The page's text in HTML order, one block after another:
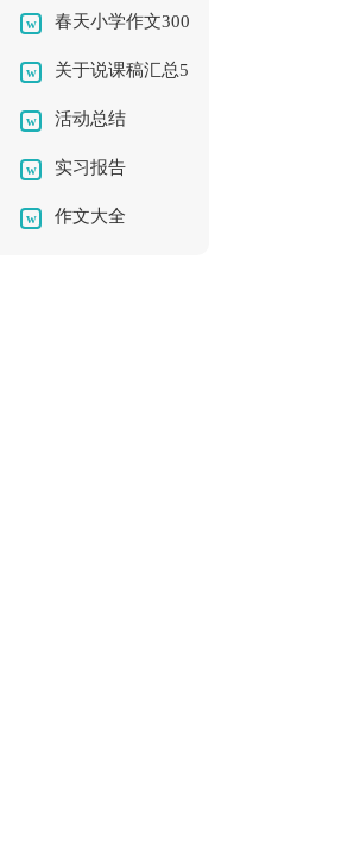
人》教学反思
春天小学作文300
字三篇关于说课稿汇总5
篇 活动总结
实习报告
作文大全